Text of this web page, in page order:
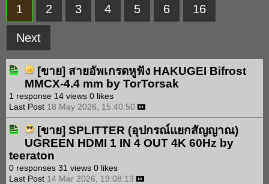
1 2 3 4 5 6 16
Next
[ขาย] สายอัพเกรดหูฟัง HAKUGEI Bifrost
MMCX-4.4 mm by TorTorsak
1 response 14 views 0 likes
Last Post 18 May 2026, 15:40:50
[ขาย] SPLITTER (อุปกรณ์แยกสัญญาณ)
UGREEN HDMI 1 IN 4 OUT 4K 60Hz by
teeraton
0 responses 31 views 0 likes
Last Post 14 Mar 2026, 19:08:13